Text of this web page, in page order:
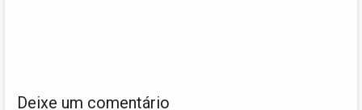
Deixe um comentário